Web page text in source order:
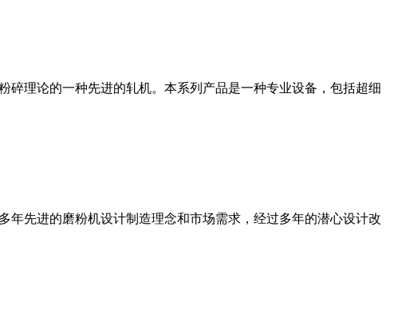
理论的一种先进的轧机。本系列产品是一种专业设备，包括超细
先进的磨粉机设计制造理念和市场需求，经过多年的潜心设计改